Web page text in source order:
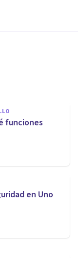
funciones
en Uno